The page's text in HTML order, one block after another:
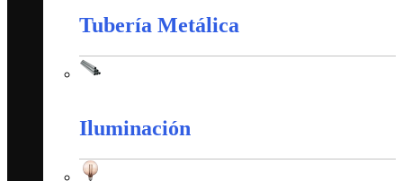
Tubería Metálica
Iluminación